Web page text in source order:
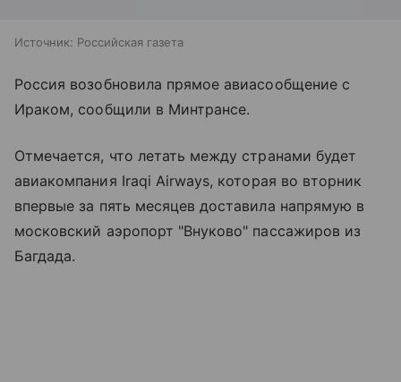
Источник: Российская газета
Россия возобновила прямое авиасообщение с
Ираком, сообщили в Минтрансе.
Отмечается, что летать между странами будет
авиакомпания Iraqi Airways, которая во вторник
впервые за пять месяцев доставила напрямую в
московский аэропорт "Внуково" пассажиров из
Багдада.